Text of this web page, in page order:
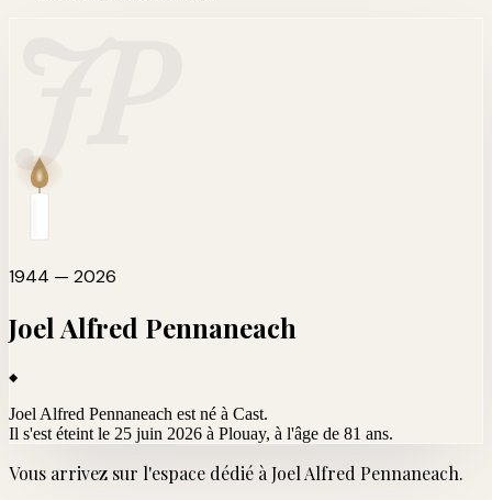
1944 — 2026
Joel Alfred Pennaneach
Joel Alfred Pennaneach est né à Cast.
Il s'est éteint le 25 juin 2026 à Plouay, à l'âge de 81 ans.
Vous arrivez sur l'espace dédié à Joel Alfred Pennaneach.